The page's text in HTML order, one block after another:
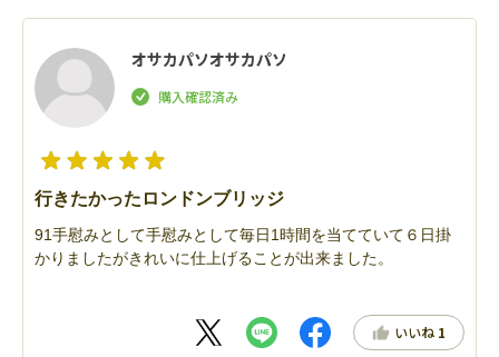
オサカパソオサカパソ
行きたかったロンドンブリッジ
91手慰みとして手慰みとして毎日1時間を当てていて６日掛
かりましたがきれいに仕上げることが出来ました。
いいね 1